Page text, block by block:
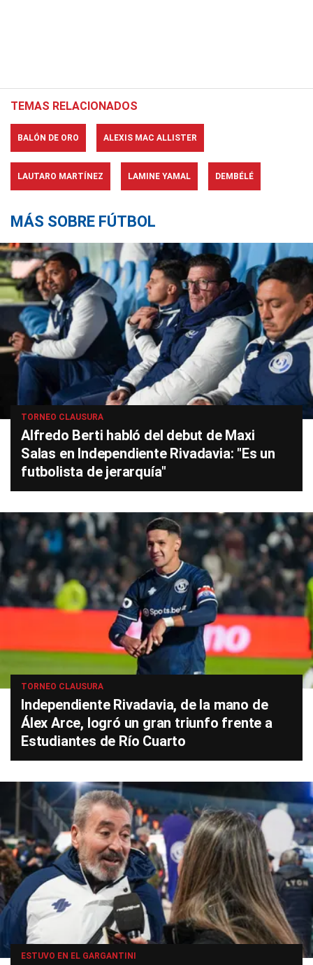
TEMAS RELACIONADOS
BALÓN DE ORO ALEXIS MAC ALLISTER
LAUTARO MARTÍNEZ LAMINE YAMAL DEMBÉLÉ
MÁS SOBRE FÚTBOL
TORNEO CLAUSURA
Alfredo Berti habló del debut de Maxi
Salas en Independiente Rivadavia: "Es un
futbolista de jerarquía"
TORNEO CLAUSURA
Independiente Rivadavia, de la mano de
Álex Arce, logró un gran triunfo frente a
Estudiantes de Río Cuarto
ESTUVO EN EL GARGANTINI